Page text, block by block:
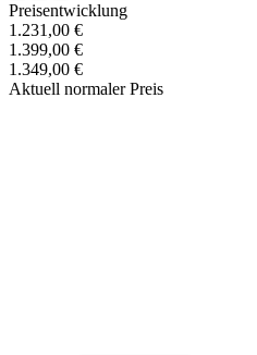
Preisentwicklung
1.231,00 €
1.399,00 €
1.349,00 €
Aktuell normaler Preis